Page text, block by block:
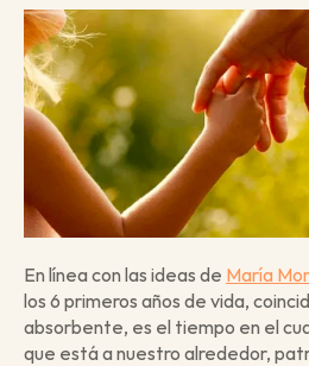
En línea con las ideas de María
los 6 primeros años de vida,
absorbente, es el tiempo en el
que está a nuestro alrededor,